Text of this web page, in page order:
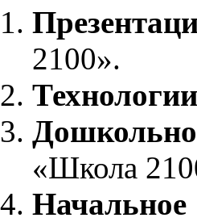
2100».
Технологии
«Школа
Начальное